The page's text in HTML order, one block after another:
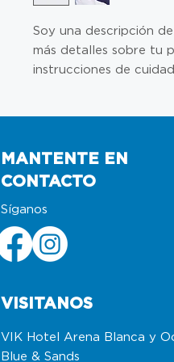
Soy una descripción
más detalles sobre tu
instrucciones de
MANTENTE EN
CONTACTO
Síganos
VISITANOS
VIK Hotel Arena Blanca y
Blue & Sands